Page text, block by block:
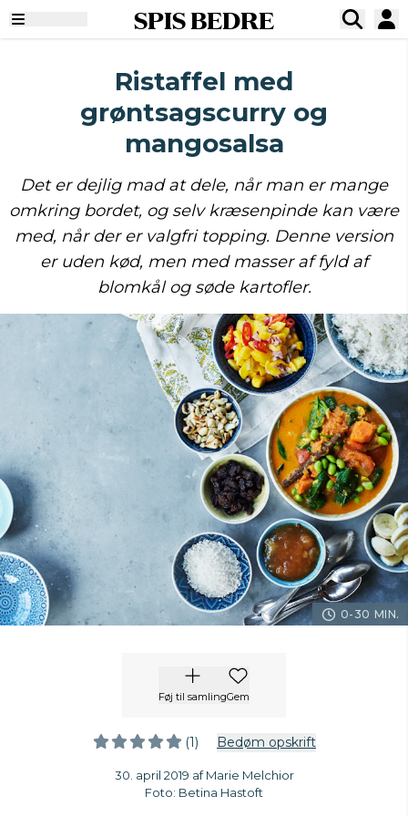
SPIS BEDRE
Ristaffel med
grøntsagscurry og
mangosalsa
Det er dejlig mad at dele, når man er mange
omkring bordet, og selv kræsenpinde kan være
med, når der er valgfri topping. Denne version
er uden kød, men med masser af fyld af
blomkål og søde kartofler.
0-30 MIN.
Føj til samlingGem
(1) Bedøm opskrift
30. april 2019 af Marie Melchior
Foto: Betina Hastoft